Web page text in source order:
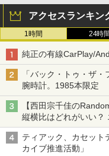
アクセスランキン
1時間 24時
純正の有線CarPlay/
「バック・トゥ・ザ
腕時計。1985本限定
【西田宗千佳の
縦横比はどれがいい？
「Galaxy Z Fold」
ティアック、カセット
カイブ推進活動」